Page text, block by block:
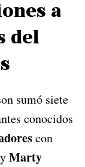
a
del
sumó siete
conocidos
con
yMarty